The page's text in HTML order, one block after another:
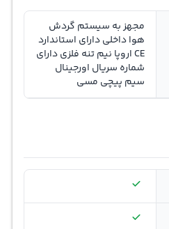
مجهز به سیستم گردش
هوا داخلی دارای استاندارد
CE اروپا نیم تنه فلزی دارای
شماره سریال اورجینال
سیم پیچی مسی